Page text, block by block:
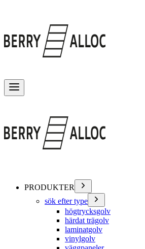
PRODUKTER
sök efter type
högtrycksgolv
härdat trägolv
laminatgolv
vinylgolv